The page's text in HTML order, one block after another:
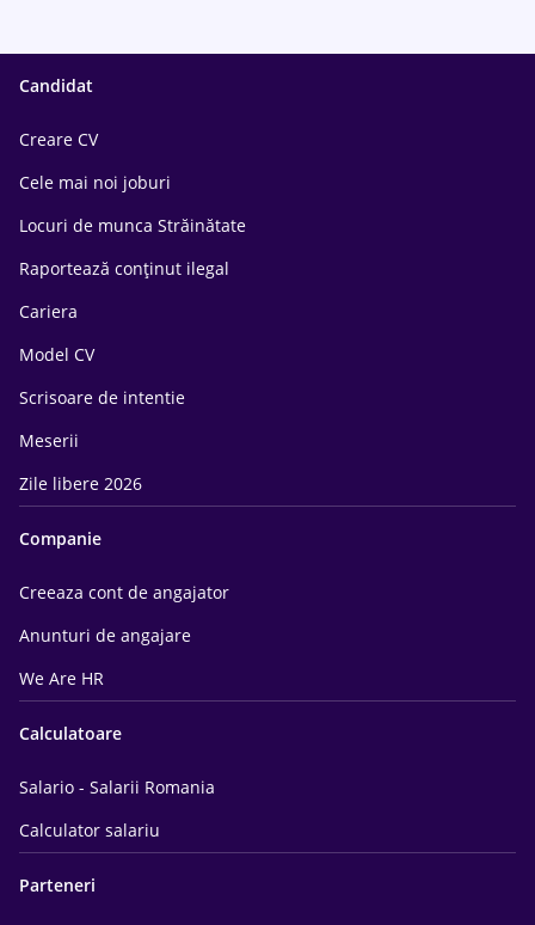
Candidat
Creare CV
Cele mai noi joburi
Locuri de munca Străinătate
Raportează conținut ilegal
Cariera
Model CV
Scrisoare de intentie
Meserii
Zile libere 2026
Companie
Creeaza cont de angajator
Anunturi de angajare
We Are HR
Calculatoare
Salario - Salarii Romania
Calculator salariu
Parteneri